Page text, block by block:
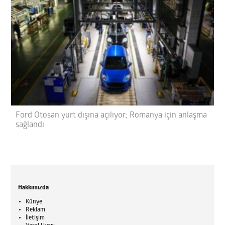
Ford Otosan yurt dışına açılıyor; Romanya için anlaşma
sağlandı
Hakkımızda
Künye
Reklam
İletişim